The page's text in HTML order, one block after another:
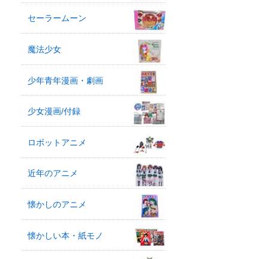
セーラームーン
魔法少女
少年青年漫画・劇画
少女漫画/付録
ロボットアニメ
近年のアニメ
懐かしのアニメ
懐かしい本・紙モノ